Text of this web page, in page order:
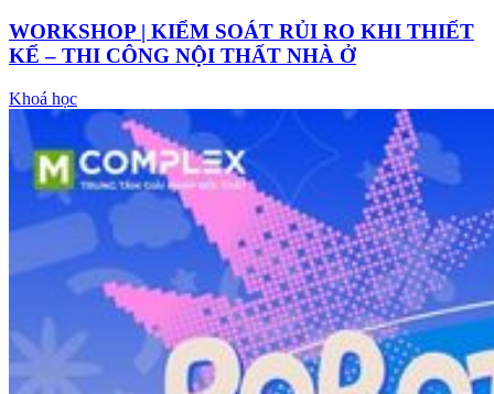
WORKSHOP | KIỂM SOÁT RỦI RO KHI THIẾT
KẾ – THI CÔNG NỘI THẤT NHÀ Ở
Khoá học